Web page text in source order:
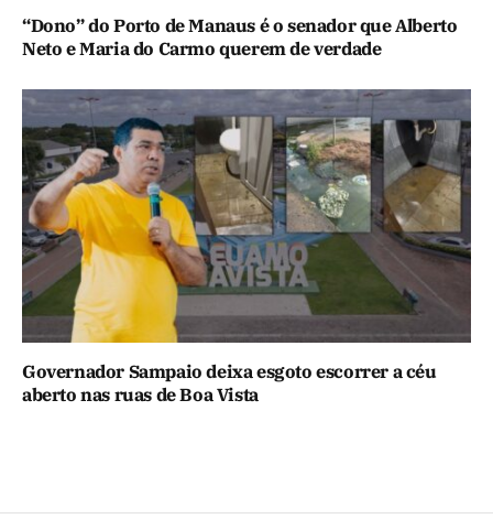
“Dono” do Porto de Manaus é o senador que Alberto
Neto e Maria do Carmo querem de verdade
Governador Sampaio deixa esgoto escorrer a céu
aberto nas ruas de Boa Vista